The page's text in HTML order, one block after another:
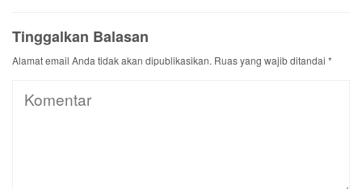
Tinggalkan Balasan
Alamat email Anda tidak akan dipublikasikan. Ruas yang wajib ditandai *